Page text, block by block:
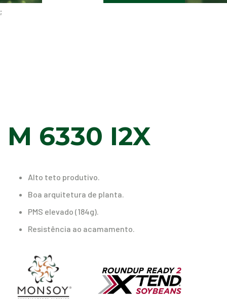
;
M 6330 I2X
Alto teto produtivo.
Boa arquitetura de planta.
PMS elevado (184g).
Resistência ao acamamento.